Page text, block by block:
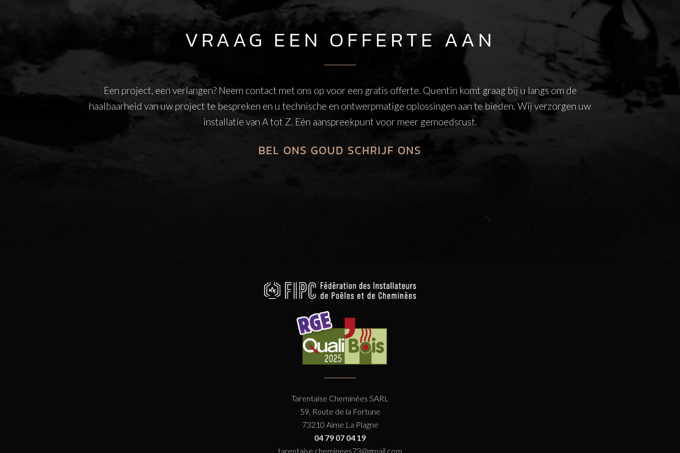
VRAAG EEN OFFERTE AAN
Een project, een verlangen? Neem contact met ons op voor een gratis offerte. Quentin komt graag bij u langs om de
haalbaarheid van uw project te bespreken en u technische en ontwerpmatige oplossingen aan te bieden. Wij verzorgen uw
installatie van A tot Z. Eén aanspreekpunt voor meer gemoedsrust.
BEL ONS GOUD SCHRIJF ONS
Tarentaise Cheminées SARL
59, Route de la Fortune
73210 Aime La Plagne
04 79 07 04 19
tarentaise.cheminees73@gmail.com